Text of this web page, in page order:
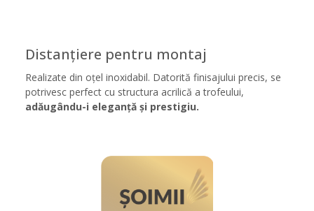
Distanțiere pentru montaj
Realizate din oțel inoxidabil. Datorită finisajului precis, se
potrivesc perfect cu structura acrilică a trofeului,
adăugându-i eleganță și prestigiu.